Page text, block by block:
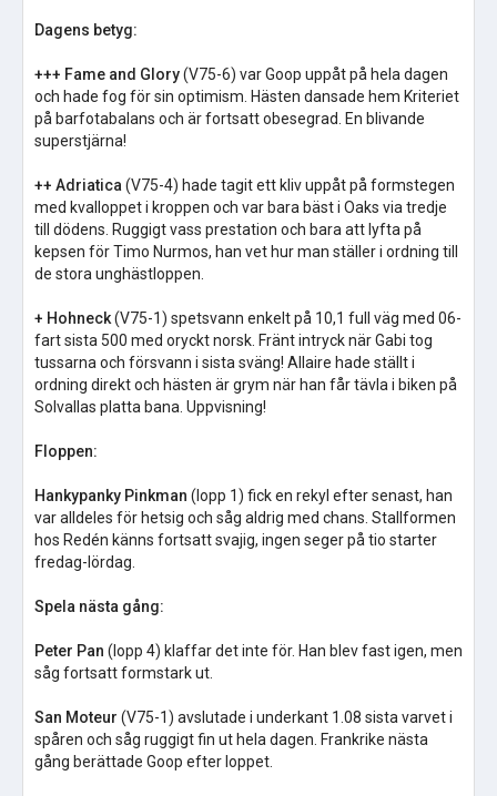
Dagens betyg:
+++ Fame and Glory(V75-6) var Goop uppåt på hela dagen
och hade fog för sin optimism. Hästen dansade hem Kriteriet
på barfotabalans och är fortsatt obesegrad. En blivande
superstjärna!
++ Adriatica (V75-4) hade tagit ett kliv uppåt på formstegen
med kvalloppet i kroppen och var bara bäst i Oaks via tredje
till dödens. Ruggigt vass prestation och bara att lyfta på
kepsen för Timo Nurmos, han vet hur man ställer i ordning till
de stora unghästloppen.
+ Hohneck(V75-1) spetsvann enkelt på 10,1 full väg med 06-
fart sista 500 med oryckt norsk. Fränt intryck när Gabi tog
tussarna och försvann i sista sväng! Allaire hade ställt i
ordning direkt och hästen är grym när han får tävla i biken på
Solvallas platta bana. Uppvisning!
Floppen:
Hankypanky Pinkman (lopp 1) fick en rekyl efter senast, han
var alldeles för hetsig och såg aldrig med chans. Stallformen
hos Redén känns fortsatt svajig, ingen seger på tio starter
fredag-lördag.
Spela nästa gång:
Peter Pan (lopp 4) klaffar det inte för. Han blev fast igen, men
såg fortsatt formstark ut.
San Moteur (V75-1) avslutade i underkant 1.08 sista varvet i
spåren och såg ruggigt fin ut hela dagen. Frankrike nästa
gång berättade Goop efter loppet.